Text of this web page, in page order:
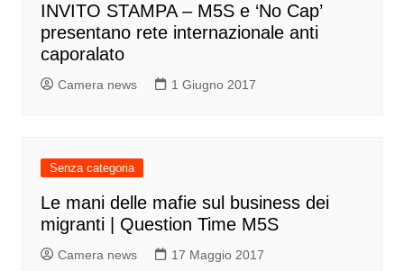
INVITO STAMPA – M5S e ‘No Cap’
presentano rete internazionale anti
caporalato
Camera news 1 Giugno 2017
Senza categoria
Le mani delle mafie sul business dei
migranti | Question Time M5S
Camera news 17 Maggio 2017